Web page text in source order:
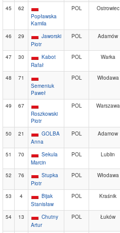
45
62
Popławska
Kamila
POL Ostrowiec
46 29
Jaworski
Piotr
POL Adamów
47 30
Kabot
Rafał
POL Warka
48
71
Semeniuk
Paweł
POL Włodawa
49
67
Roszkowski
Piotr
POL Warszawa
50 21
GOLBA
Anna
POL Adamow
51 70
Sekula
Marcin
POL Lublin
52 76
Stupka
Piotr
POL Włodawa
53 4
Bijak
Stanisław
POL Kraśnik
54 13
Chutny
Artur
POL Łuków